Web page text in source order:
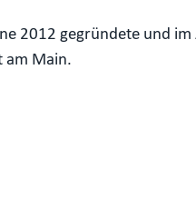
2012 gegründete und
am Main.